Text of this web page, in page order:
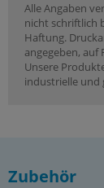
Alle Angaben
nicht schriftlich
Haftung.
angegeben, auf
Unsere
industrielle und
Zubehör